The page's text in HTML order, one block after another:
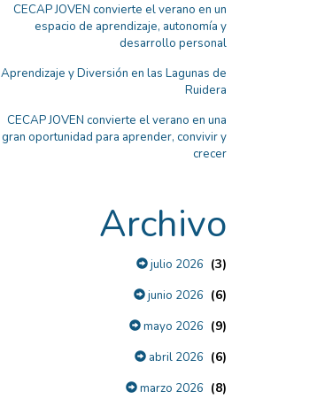
CECAP JOVEN convierte el verano en un
espacio de aprendizaje, autonomía y
desarrollo personal
Aprendizaje y Diversión en las Lagunas de
Ruidera
CECAP JOVEN convierte el verano en una
gran oportunidad para aprender, convivir y
crecer
Archivo
julio 2026 (3)
junio 2026 (6)
mayo 2026 (9)
abril 2026 (6)
marzo 2026 (8)